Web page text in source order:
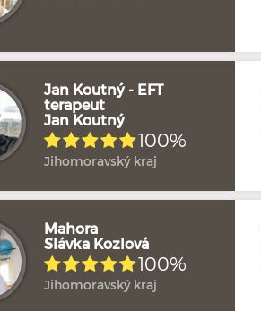
Jan Koutný - EFT
terapeut
Jan Koutný
100%
Jihomoravský kraj
Mahora
Slávka Kozlová
100%
Jihomoravský kraj